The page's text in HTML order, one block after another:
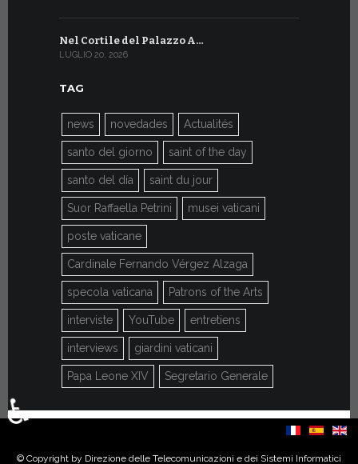
Nel Cortile del Palazzo A…
LUGLIO 20, 2026
TAG
news novedades Actualités
santo del giorno saint of the day
santo del día saint du jour
Suor Raffaella Petrini musei vaticani
poste vaticane
Cardinale Fernando Vérgez Alzaga
specola vaticana Patrons of the Arts
interviste YouTube entretiens
interviews giardini vaticani
Papa Leone XIV Segretario Generale
Seleziona la tua lingua
© Copyright by Direzione delle Telecomunicazioni e dei Sistemi Informatici